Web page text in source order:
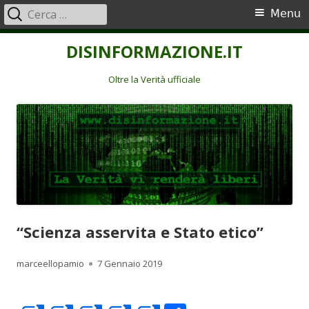
DISINFORMAZIONE.IT
Oltre la Verità ufficiale
Menu
principale
Menu
Ricerca
per:
“Scienza asservita e Stato etico”
Autore
marceellopamio Pubblicato
7 Gennaio 2019